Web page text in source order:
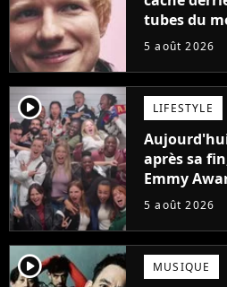
tubes du
5 août 2026
player2 LIFESTYLE
après sa
Emmy
suite...
5 août 2026
player2 MUSIQUE